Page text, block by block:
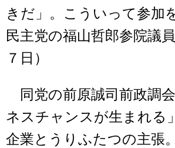
きだ」。こういって参加
民主党の福山哲郎参院議
７日）
同党の前原誠司前政調
ネスチャンスが生まれる
企業とうりふたつの主張